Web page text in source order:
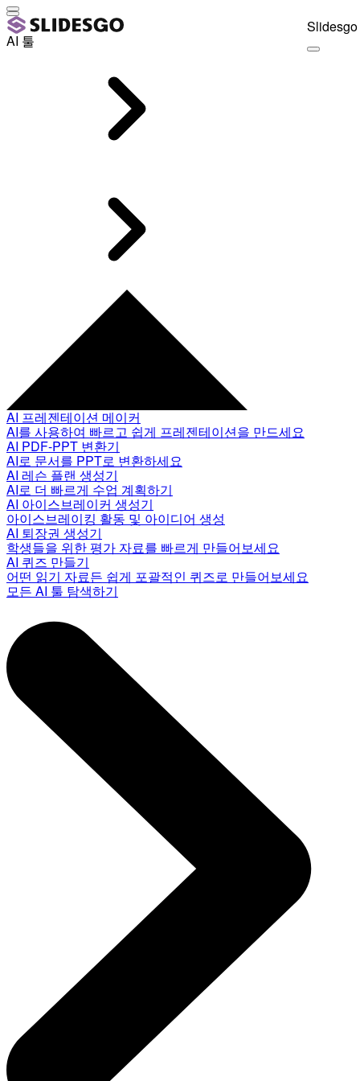
AI 툴
AI 프레젠테이션 메이커
AI를 사용하여 빠르고 쉽게 프레젠테이션을 만드세요
AI PDF-PPT 변환기
AI로 문서를 PPT로 변환하세요
AI 레슨 플랜 생성기
AI로 더 빠르게 수업 계획하기
AI 아이스브레이커 생성기
아이스브레이킹 활동 및 아이디어 생성
AI 퇴장권 생성기
학생들을 위한 평가 자료를 빠르게 만들어보세요
AI 퀴즈 만들기
어떤 읽기 자료든 쉽게 포괄적인 퀴즈로 만들어보세요
모든 AI 툴 탐색하기